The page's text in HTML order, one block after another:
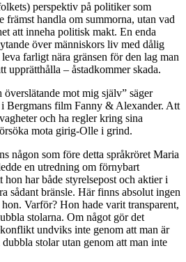
perspektiv på politiker som
främst handla om summorna, utan vad
att inneha politisk makt. En enda
över människors liv med dålig
farligt nära gränsen för den lag man
upprätthålla – åstadkommer skada.
överslätande mot mig själv” säger
Bergmans film Fanny & Alexander. Att
och ha regler kring sina
mota girig-Olle i grind.
någon som före detta språkröret Maria
en utredning om förnybart
hon har både styrelsepost och aktier i
sådant bränsle. Här finns absolut ingen
Varför? Hon hade varit transparent,
stolarna. Om något gör det
undviks inte genom att man är
stolar utan genom att man inte